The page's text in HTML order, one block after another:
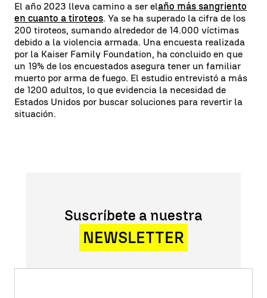
El año 2023 lleva camino a ser elaño más sangriento
en cuanto a tiroteos. Ya se ha superado la cifra de los
200 tiroteos, sumando alrededor de 14.000 víctimas
debido a la violencia armada. Una encuesta realizada
por la Kaiser Family Foundation, ha concluido en que
un 19% de los encuestados asegura tener un familiar
muerto por arma de fuego. El estudio entrevistó a más
de 1200 adultos, lo que evidencia la necesidad de
Estados Unidos por buscar soluciones para revertir la
situación.
Suscríbete a nuestra
NEWSLETTER